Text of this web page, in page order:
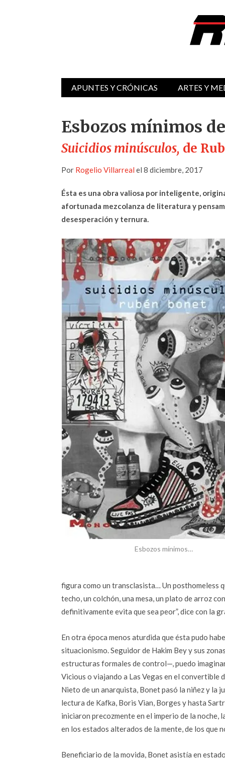
APUNTES Y CRÓNICAS ARTES Y
Esbozos mínimos
Suicidios minúsculos, de
Por Rogelio Villarreal el 8 diciembre, 2017
Ésta es una obra valiosa por inteligente,
afortunada mezcolanza de literatura y
desesperación y ternura.
Esbozos mínimos…
figura como un transclasista… Un posthomeless
techo, un colchón, una mesa, un plato de arroz
definitivamente evita que sea peor”, dice con la
En otra época menos aturdida que ésta pudo
situacionismo. Seguidor de Hakim Bey y sus
estructuras formales de control—, puedo
Vicious o viajando a Las Vegas en el convertible
Nieto de un anarquista, Bonet pasó la niñez y la
lectura de Kafka, Boris Vian, Borges y hasta
iniciaron precozmente en el imperio de la
en los estados alterados de la mente, de los que
Beneficiario de la movida, Bonet asistía en